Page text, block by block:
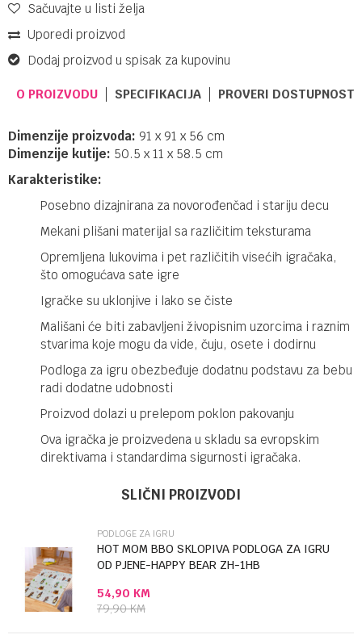
Sačuvajte u listi želja
Uporedi proizvod
Dodaj proizvod u spisak za kupovinu
O PROIZVODU SPECIFIKACIJA PROVERI DOSTUPNOST
Dimenzije proizvoda: 91 x 91 x 56 cm
Dimenzije kutije: 50.5 x 11 x 58.5 cm
Karakteristike:
Posebno dizajnirana za novorođenčad i stariju decu
Mekani plišani materijal sa različitim teksturama
Opremljena lukovima i pet različitih visećih igračaka,
što omogućava sate igre
Igračke su uklonjive i lako se čiste
Mališani će biti zabavljeni živopisnim uzorcima i raznim
stvarima koje mogu da vide, čuju, osete i dodirnu
Podloga za igru obezbeđuje dodatnu podstavu za bebu
radi dodatne udobnosti
Proizvod dolazi u prelepom poklon pakovanju
Ova igračka je proizvedena u skladu sa evropskim
direktivama i standardima sigurnosti igračaka.
Podloge za igru
Poruka
SLIČNI PROIZVODI
PODLOGE ZA IGRU
HOT MOM BBO SKLOPIVA PODLOGA ZA IGRU
OD PJENE-HAPPY BEAR ZH-1HB
54,90 KM
79,90KM